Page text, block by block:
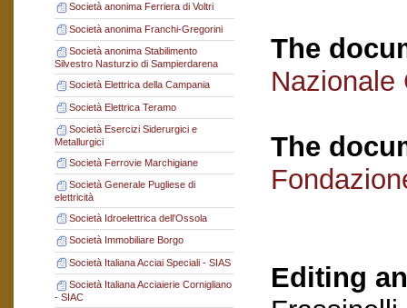
Società anonima Ferriera di Voltri
Società anonima Franchi-Gregorini
Società anonima Stabilimento
Silvestro Nasturzio di Sampierdarena
Società Elettrica della Campania
Società Elettrica Teramo
Società Esercizi Siderurgici e
Metallurgici
Società Ferrovie Marchigiane
Società Generale Pugliese di
elettricità
Società Idroelettrica dell'Ossola
Società Immobiliare Borgo
Società Italiana Acciai Speciali - SIAS
Società Italiana Acciaierie Cornigliano
- SIAC
The
Nazionale
The
Editing